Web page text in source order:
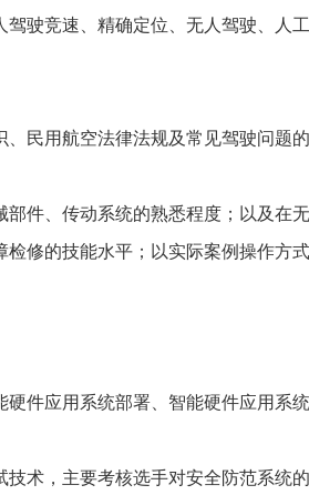
驶竞速、精确定位、无人驾驶、人
用航空法律法规及常见驾驶问题
、传动系统的熟悉程度；以及在
修的技能水平；以实际案例操作方
应用系统部署、智能硬件应用系
，主要考核选手对安全防范系统